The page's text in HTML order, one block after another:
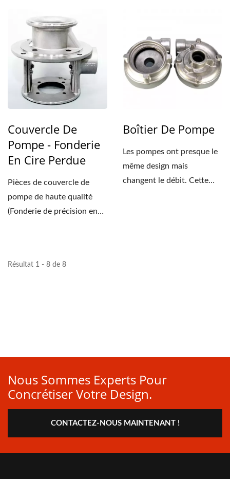
Couvercle De
Pompe - Fonderie
En Cire Perdue
Pièces de couvercle de
pompe de haute qualité
(Fonderie de précision en
Boîtier De Pompe
Les pompes ont presque le
même design mais
changent le débit. Cette
Résultat 1 - 8 de 8
Nous Sommes Experts Pour
Concrétiser Votre Design.
CONTACTEZ-NOUS MAINTENANT !